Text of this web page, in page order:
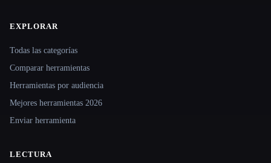
Site navigation
EXPLORAR
Todas las categorías
Comparar herramientas
Herramientas por audiencia
Mejores herramientas 2026
Enviar herramienta
LECTURA